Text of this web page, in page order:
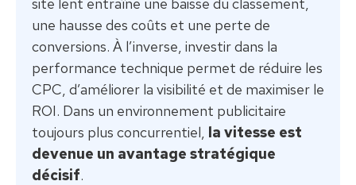
une hausse des coûts et une perte de
conversions. À l’inverse, investir dans la
performance technique permet de réduire les
CPC, d’améliorer la visibilité et de maximiser le
ROI. Dans un environnement publicitaire
toujours plus concurrentiel, la vitesse est
devenue un avantage stratégique
décisif.